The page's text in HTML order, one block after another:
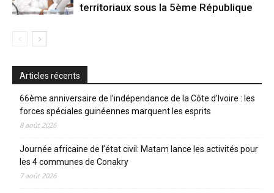
territoriaux sous la 5ème République
Articles récents
66ème anniversaire de l’indépendance de la Côte d’Ivoire : les
forces spéciales guinéennes marquent les esprits
8 août 2026
Journée africaine de l’état civil: Matam lance les activités pour
les 4 communes de Conakry
7 août 2026